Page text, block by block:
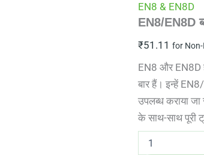
EN8 & EN8D
EN8/EN8D
₹51.11 for
EN8 और EN8D
बार हैं। इन्हें
उपलब्ध कराया
के साथ-साथ पूरी
ब्लैक